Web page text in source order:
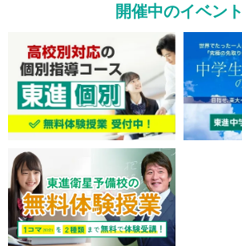
開催中のイベント